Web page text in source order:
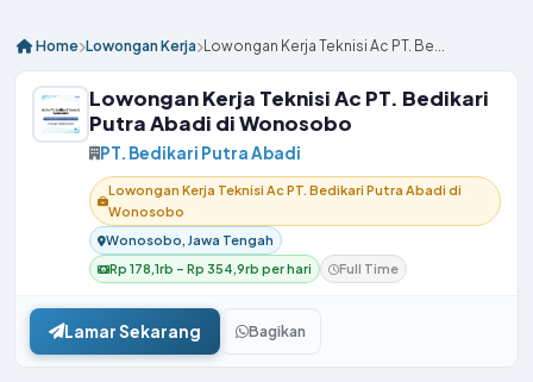
Home Lowongan Kerja Lowongan Kerja Teknisi Ac PT. Be...
Lowongan Kerja Teknisi Ac PT. Bedikari
Putra Abadi di Wonosobo
PT. Bedikari Putra Abadi
Lowongan Kerja Teknisi Ac PT. Bedikari Putra Abadi di
Wonosobo
Wonosobo, Jawa Tengah
Rp 178,1rb – Rp 354,9rb per hari
Full Time
Lamar Sekarang Bagikan